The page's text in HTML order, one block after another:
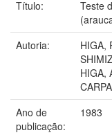
Título:
Teste
Autoria:
HIGA,
HIGA,
Ano de
publicação:
1983